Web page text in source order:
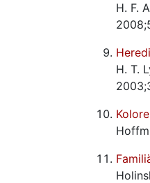
H. F.
H. T.